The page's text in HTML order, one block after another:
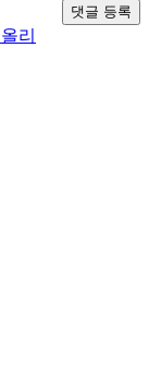
댓글 등록
올리